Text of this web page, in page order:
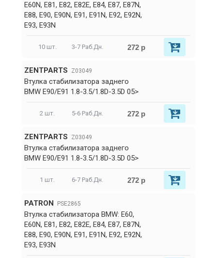
E60N, E81, E82, E82E, E84, E87, E87N,
E88, E90, E90N, E91, E91N, E92, E92N,
E93, E93N
10 шт. 3-7 Раб.Дн. 272 р
ZENTPARTS Z03049
Втулка стабилизатора заднего
BMW E90/E91 1.8-3.5/1.8D-3.5D 05>
2 шт. 5-6 Раб.Дн. 272 р
ZENTPARTS Z03049
Втулка стабилизатора заднего
BMW E90/E91 1.8-3.5/1.8D-3.5D 05>
1 шт. 6-7 Раб.Дн. 272 р
PATRON PSE2865
Втулка стабилизатора BMW: E60,
E60N, E81, E82, E82E, E84, E87, E87N,
E88, E90, E90N, E91, E91N, E92, E92N,
E93, E93N